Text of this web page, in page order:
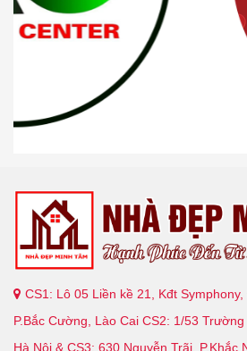
CS1: Lô 05 Liền kề 21, Kđt
P.Bắc Cường, Lào Cai CS2: 1/53 Trường
Hà Nội & CS3: 630 Nguyễn Trãi, P.Khắc